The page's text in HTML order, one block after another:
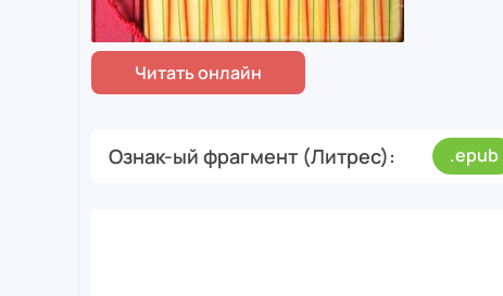
Ознак-ый фрагмент (Литрес) .epub